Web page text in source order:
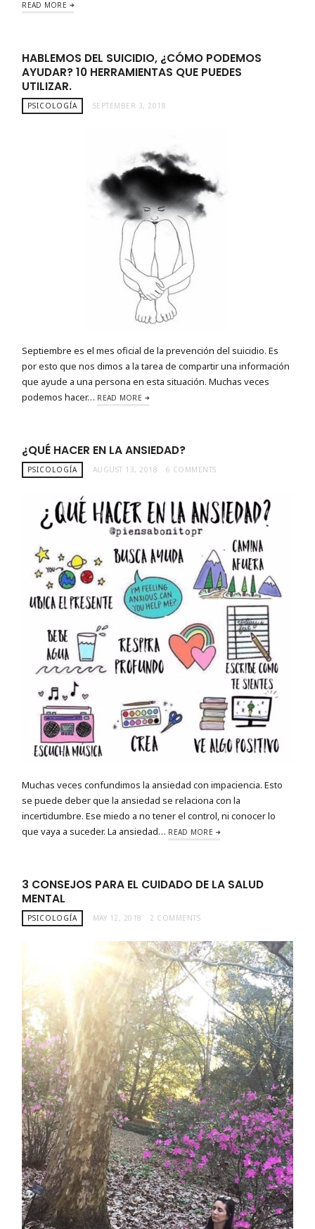
READ MORE
HABLEMOS DEL SUICIDIO, ¿CÓMO PODEMOS
AYUDAR? 10 HERRAMIENTAS QUE PUEDES
UTILIZAR.
PSICOLOGÍA SEPTEMBER 3, 2018
Septiembre es el mes oficial de la prevención del suicidio. Es
por esto que nos dimos a la tarea de compartir una información
que ayude a una persona en esta situación. Muchas veces
podemos hacer… READ MORE
¿QUÉ HACER EN LA ANSIEDAD?
PSICOLOGÍA AUGUST 13, 2018 6 COMMENTS
Muchas veces confundimos la ansiedad con impaciencia. Esto
se puede deber que la ansiedad se relaciona con la
incertidumbre. Ese miedo a no tener el control, ni conocer lo
que vaya a suceder. La ansiedad… READ MORE
3 CONSEJOS PARA EL CUIDADO DE LA SALUD
MENTAL
PSICOLOGÍA MAY 12, 2018 2 COMMENTS